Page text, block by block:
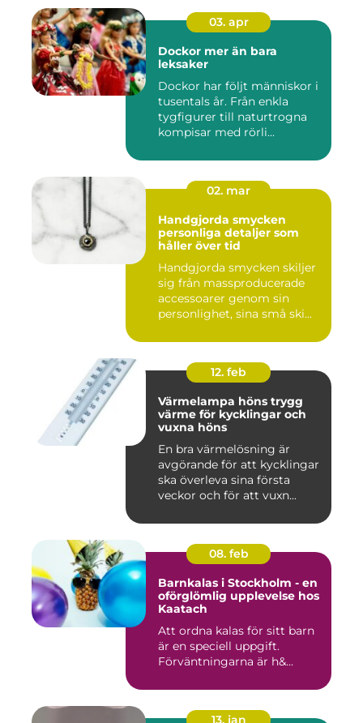
03. apr
Dockor mer än bara
leksaker
Dockor har följt människor i
tusentals år. Från enkla
tygfigurer till naturtrogna
kompisar med rörli...
02. mar
Handgjorda smycken
personliga detaljer som
håller över tid
Handgjorda smycken skiljer
sig från massproducerade
accessoarer genom sin
personlighet, sina små ski...
12. feb
Värmelampa höns trygg
värme för kycklingar och
vuxna höns
En bra värmelösning är
avgörande för att kycklingar
ska överleva sina första
veckor och för att vuxn...
08. feb
Barnkalas i Stockholm - en
oförglömlig upplevelse hos
Kaatach
Att ordna kalas för sitt barn
är en speciell uppgift.
Förväntningarna är h&...
13. jan